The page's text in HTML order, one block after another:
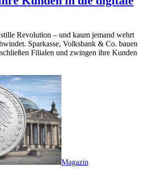
Revolution – und kaum jemand wehrt
Sparkasse, Volksbank & Co. bauen
Filialen und zwingen ihre Kunden
Magazin